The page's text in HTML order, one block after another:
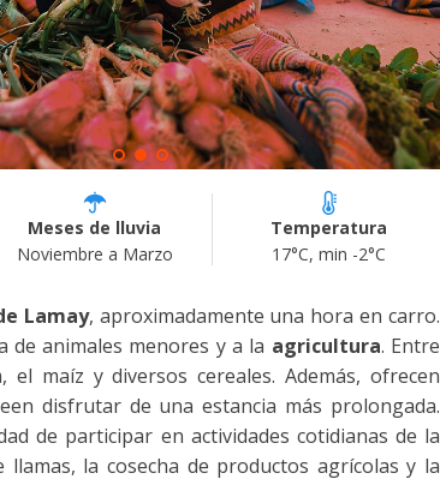
Meses de lluvia
Noviembre a Marzo
Temperatura
17°C, min -2°C
Lamay, aproximadamente una hora en carro.
de animales menores y a la agricultura. Entre
maíz y diversos cereales. Además, ofrecen
disfrutar de una estancia más prolongada.
de participar en actividades cotidianas de la
la cosecha de productos agrícolas y la